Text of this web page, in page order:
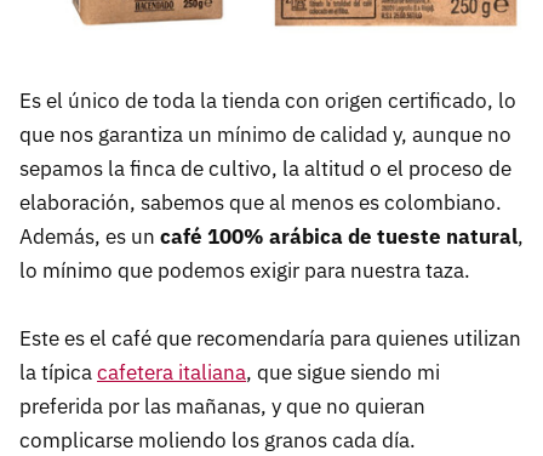
Es el único de toda la tienda con origen certificado, lo
que nos garantiza un mínimo de calidad y, aunque no
sepamos la finca de cultivo, la altitud o el proceso de
elaboración, sabemos que al menos es colombiano.
Además, es un café 100% arábica de tueste natural,
lo mínimo que podemos exigir para nuestra taza.
Este es el café que recomendaría para quienes utilizan
la típicacafetera italiana, que sigue siendo mi
preferida por las mañanas, y que no quieran
complicarse moliendo los granos cada día.